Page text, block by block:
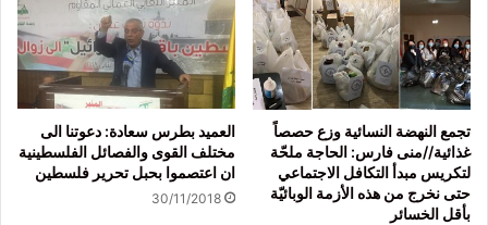
تجمع النهضة النسائية وزع حصصاً
غذائية//منى فارس: الحاجة ملحّة
لتكريس مبدأ التكافل الاجتماعي
حتى نخرج من هذه الأزمة الوبائيّة
بأقل الخسائر
العميد بطرس سعادة: دعوتنا الى
مختلف القوى والفصائل الفلسطينية
ان اعتصموا بحبل تحرير فلسطين
30/11/2018